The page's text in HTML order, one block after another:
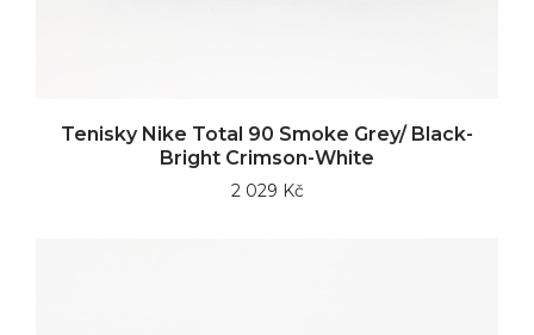
Tenisky Nike Total 90 Smoke Grey/ Black-
Bright Crimson-White
2 029 Kč